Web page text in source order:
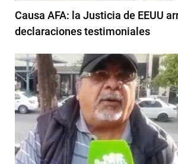
Causa AFA: la Justicia de EEUU
declaraciones testimoniales